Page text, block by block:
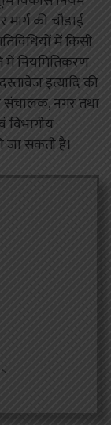
मार्ग की चौडाई
में किसी
में नियमितिकरण
इत्यादि की
संचालक, नगर तथा
विभागीय
जा सकती है।